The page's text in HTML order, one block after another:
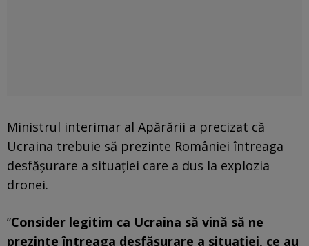
Ministrul interimar al Apărării a precizat că
Ucraina trebuie să prezinte României întreaga
desfășurare a situației care a dus la explozia
dronei.
”Consider legitim ca Ucraina să vină să ne
prezinte întreaga desfășurare a situației, ce au